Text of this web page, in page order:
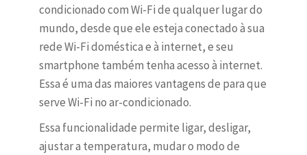
condicionado com Wi-Fi de qualquer lugar do
mundo, desde que ele esteja conectado à sua
rede Wi-Fi doméstica e à internet, e seu
smartphone também tenha acesso à internet.
Essa é uma das maiores vantagens de para que
serve Wi-Fi no ar-condicionado.
Essa funcionalidade permite ligar, desligar,
ajustar a temperatura, mudar o modo de